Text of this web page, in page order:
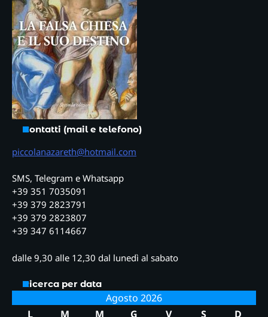
Contatti (mail e telefono)
piccolanazareth@hotmail.com
SMS, Telegram e Whatsapp
+39 351 7035091
+39 379 2823791
+39 379 2823807
+39 347 6114667
dalle 9,30 alle 12,30 dal lunedì al sabato
Ricerca per data
Agosto 2026
L
M M G V S D